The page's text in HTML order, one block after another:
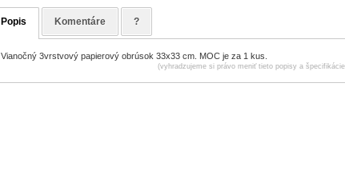
Popis Komentáre ?
Vianočný 3vrstvový papierový obrúsok 33x33 cm. MOC je za 1 kus.
(vyhradzujeme si právo meniť tieto popisy a